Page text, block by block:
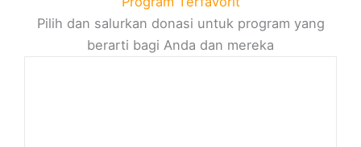
Pilih dan salurkan donasi untuk program yang
berarti bagi Anda dan mereka